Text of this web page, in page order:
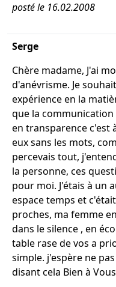
posté le 16.02.2008
Serge
Chère madame, J'ai
d'anévrisme. Je
expérience en la
que la communication
en transparence c'est
eux sans les mots,
percevais tout,
la personne, ces
pour moi. J'étais à un
espace temps et
proches, ma femme
dans le silence , en
table rase de vos a
simple. j'espère ne
disant cela Bien à